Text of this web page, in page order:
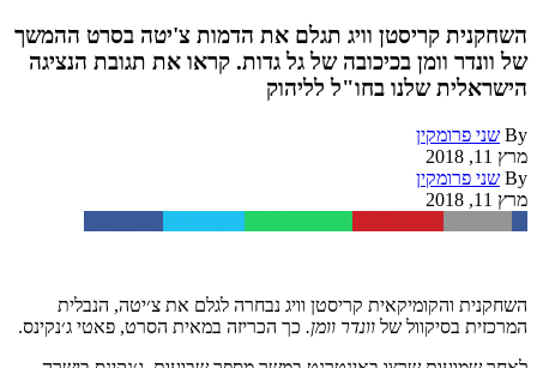
השחקנית קריסטן וויג תגלם את הדמות צ'יטה בסרט ההמשך
של וונדר וומן בכיכובה של גל גדות. קראו את תגובת הנציגה
הישראלית שלנו בחו"ל לליהוק
By שני פרומקין
מרץ 11, 2018
By שני פרומקין
מרץ 11, 2018
השחקנית והקומיקאית קריסטן וויג נבחרה לגלם את צ׳יטה, הנבלית
המרכזית בסיקוול של וונדר וומן. כך הכריזה במאית הסרט, פאטי ג׳נקינס.